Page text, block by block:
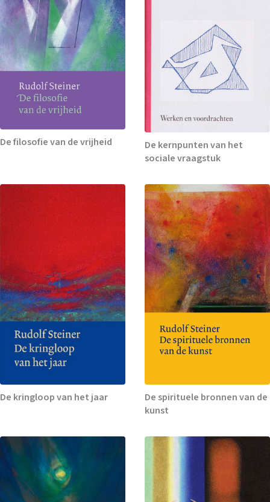
De filosofie van de vrijheid
De kernpunten van het
sociale vraagstuk
De kringloop van het jaar
De spirituele bronnen van de
kunst